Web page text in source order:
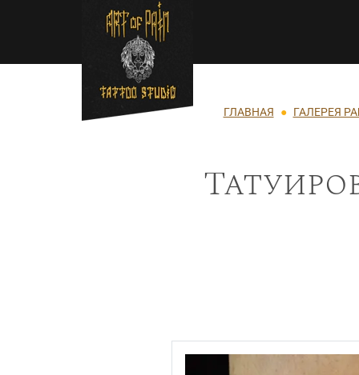
Перейти к основному содержанию
Строка навигации
ГЛАВНАЯ ГАЛЕРЕЯ